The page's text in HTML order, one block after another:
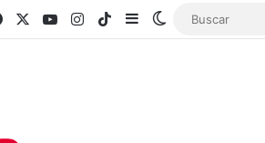
FacebookYouTubeInstagram
TikTokSidebarSwitch skin